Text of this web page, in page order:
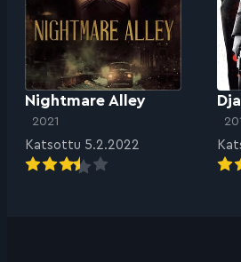
Nightmare Alley
2021
Katsottu 5.2.2022